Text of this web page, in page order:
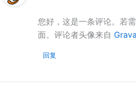
您好，这是一条评论。若
面。评论者头像来自
回复